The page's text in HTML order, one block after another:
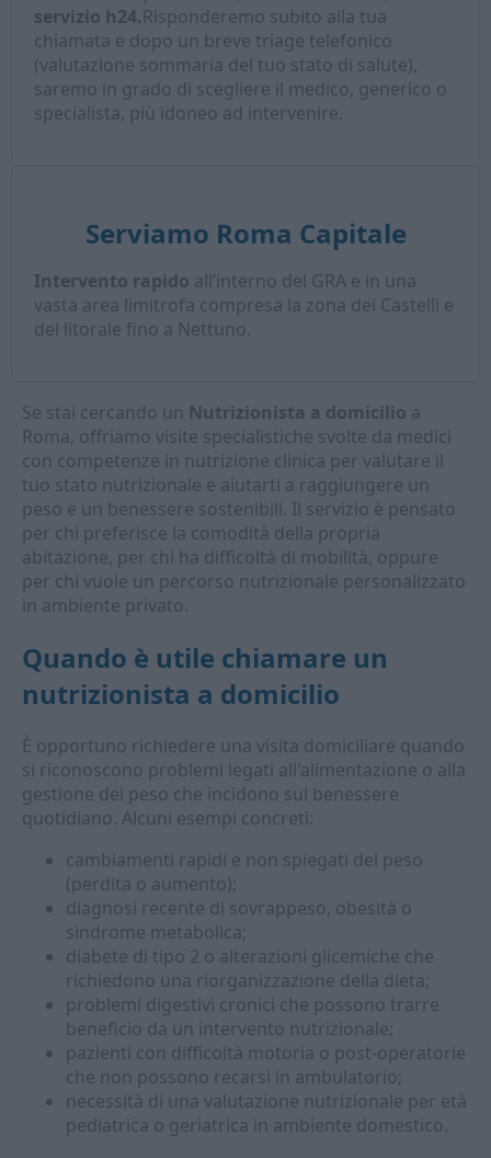
servizio h24.Risponderemo subito alla tua
chiamata e dopo un breve triage telefonico
(valutazione sommaria del tuo stato di salute),
saremo in grado di scegliere il medico, generico o
specialista, più idoneo ad intervenire.
Serviamo Roma Capitale
Intervento rapido all’interno del GRA e in una
vasta area limitrofa compresa la zona dei Castelli e
del litorale fino a Nettuno.
Se stai cercando un Nutrizionista a domicilio a
Roma, offriamo visite specialistiche svolte da medici
con competenze in nutrizione clinica per valutare il
tuo stato nutrizionale e aiutarti a raggiungere un
peso e un benessere sostenibili. Il servizio è pensato
per chi preferisce la comodità della propria
abitazione, per chi ha difficoltà di mobilità, oppure
per chi vuole un percorso nutrizionale personalizzato
in ambiente privato.
Quando è utile chiamare un
nutrizionista a domicilio
È opportuno richiedere una visita domiciliare quando
si riconoscono problemi legati all'alimentazione o alla
gestione del peso che incidono sul benessere
quotidiano. Alcuni esempi concreti:
cambiamenti rapidi e non spiegati del peso
(perdita o aumento);
diagnosi recente di sovrappeso, obesità o
sindrome metabolica;
diabete di tipo 2 o alterazioni glicemiche che
richiedono una riorganizzazione della dieta;
problemi digestivi cronici che possono trarre
beneficio da un intervento nutrizionale;
pazienti con difficoltà motoria o post-operatorie
che non possono recarsi in ambulatorio;
necessità di una valutazione nutrizionale per età
pediatrica o geriatrica in ambiente domestico.